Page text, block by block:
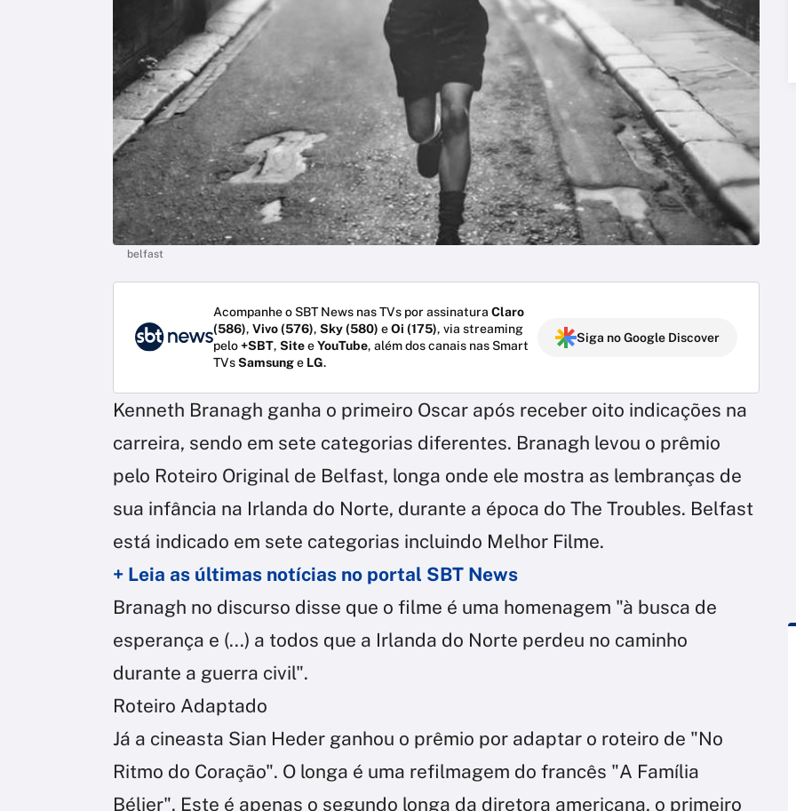
belfast
Acompanhe o SBT News nas TVs por assinatura Claro
(586), Vivo (576), Sky (580) eOi (175), via streaming
pelo+SBT, SiteeYouTube, além dos canais nas Smart
TVsSamsunge LG.
Siga no Google Discover
Kenneth Branagh ganha o primeiro Oscar após receber oito indicações na
carreira, sendo em sete categorias diferentes. Branagh levou o prêmio
pelo Roteiro Original de Belfast, longa onde ele mostra as lembranças de
sua infância na Irlanda do Norte, durante a época do The Troubles. Belfast
está indicado em sete categorias incluindo Melhor Filme.
+ Leia as últimas notícias no portal SBT News
Branagh no discurso disse que o filme é uma homenagem "à busca de
esperança e (...) a todos que a Irlanda do Norte perdeu no caminho
durante a guerra civil".
Roteiro Adaptado
Já a cineasta Sian Heder ganhou o prêmio por adaptar o roteiro de "No
Ritmo do Coração". O longa é uma refilmagem do francês "A Família
Bélier". Este é apenas o segundo longa da diretora americana, o primeiro